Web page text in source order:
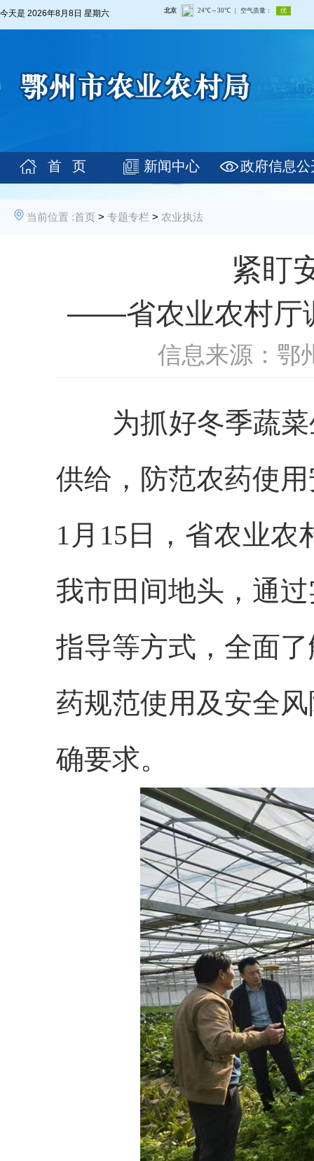
今天是 2026年8月8日 星期六
首 页 新闻中心 政府信息公
当前位置 :首页 > 专题专栏 > 农业执法
紧盯
——省农业农村厅
信息来源：鄂
为抓好冬季蔬菜
供给，防范农药使
1月15日，省农业
我市田间地头，通
指导等方式，全面
药规范使用及安全
确要求。